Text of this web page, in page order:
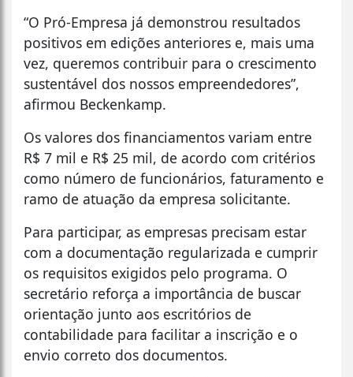
“O Pró-Empresa já demonstrou resultados
positivos em edições anteriores e, mais uma
vez, queremos contribuir para o crescimento
sustentável dos nossos empreendedores”,
afirmou Beckenkamp.
Os valores dos financiamentos variam entre
R$ 7 mil e R$ 25 mil, de acordo com critérios
como número de funcionários, faturamento e
ramo de atuação da empresa solicitante.
Para participar, as empresas precisam estar
com a documentação regularizada e cumprir
os requisitos exigidos pelo programa. O
secretário reforça a importância de buscar
orientação junto aos escritórios de
contabilidade para facilitar a inscrição e o
envio correto dos documentos.